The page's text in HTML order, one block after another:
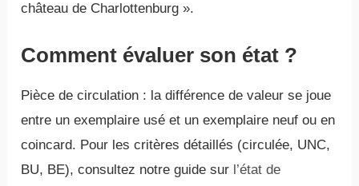
château de Charlottenburg ».
Comment évaluer son état ?
Pièce de circulation : la différence de valeur se joue
entre un exemplaire usé et un exemplaire neuf ou en
coincard. Pour les critères détaillés (circulée, UNC,
BU, BE), consultez notre guide sur l’état de